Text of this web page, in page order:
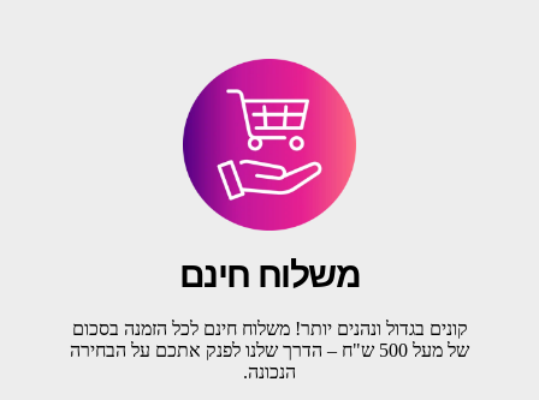
משלוח חינם
קונים בגדול ונהנים יותר! משלוח חינם לכל הזמנה בסכום
של מעל 500 ש"ח – הדרך שלנו לפנק אתכם על הבחירה
הנכונה.